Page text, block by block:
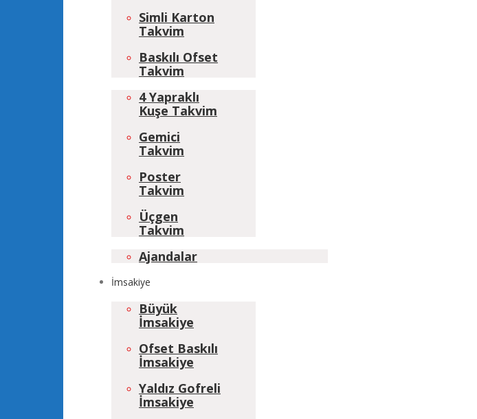
Simli Karton
Takvim
Baskılı Ofset
Takvim
4 Yapraklı
Kuşe Takvim
Gemici
Takvim
Poster
Takvim
Üçgen
Takvim
Ajandalar
İmsakiye
Büyük
İmsakiye
Ofset Baskılı
İmsakiye
Yaldız Gofreli
İmsakiye